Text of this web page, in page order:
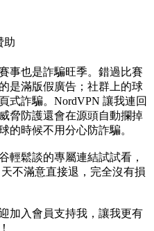
助
事也是詐騙旺季。錯過比賽
是滿版假廣告；社群上的球
式詐騙。NordVPN 讓我連回
脅防護還會在源頭自動攔掉
的時候不用分心防詐騙。
輕鬆談的專屬連結試試看，
不滿意直接退，完全沒有損
加入會員支持我，讓我更有